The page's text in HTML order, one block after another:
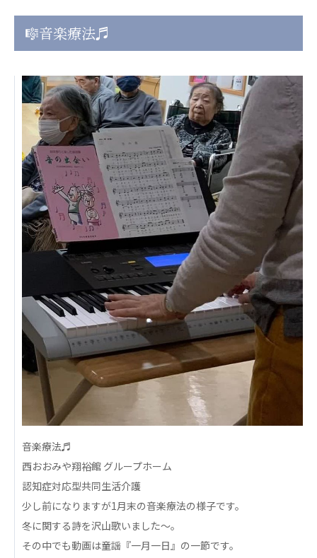
日本高齢者福祉協会
爽やかな風 中部エリア
爽やかな風 那覇エリア
鷹揚館
社会福祉法人 共生会
特別養護老人ホーム 共生の家
株式会社 アジアメデカ元気事業団
アジアメデカ元気事業団
株式会社 爽やかな風九州
爽やかな風九州
株式会社 七星
七星
社会福祉法人 福ふく
福ふく
株式会社 せきれい
せきれい
社会福祉法人 心の会
心の会
医療（共に生きる仲間達）
医療法人社団 美翔会
聖心美容クリニック
医療法人社団 デンタルケアコミュニティ
フォレストデンタルクリニック
医療法人 共生会
松園病院介護医療院
松園第二病院
🎼音楽療法♬
音楽療法♬
西おおみや翔裕館 グループホーム
認知症対応型共同生活介護
少し前になりますが1月末の音楽療法の様子です。
冬に関する詩を沢山歌いました〜。
その中でも動画は童謡『一月一日』の一節です。